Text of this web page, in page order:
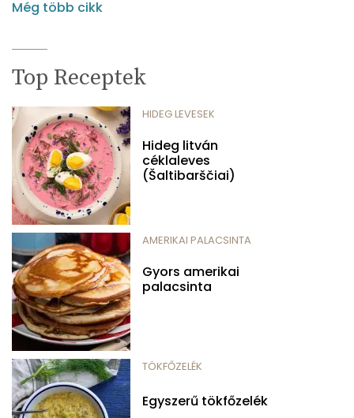
Még több cikk
Top Receptek
HIDEG LEVESEK
Hideg litván
céklaleves
(Šaltibarščiai)
AMERIKAI PALACSINTA
Gyors amerikai
palacsinta
TÖKFŐZELÉK
Egyszerű tökfőzelék